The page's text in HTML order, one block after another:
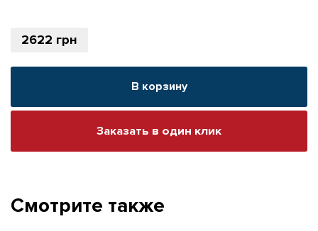
2622 грн
В корзину
Заказать в один клик
Смотрите также